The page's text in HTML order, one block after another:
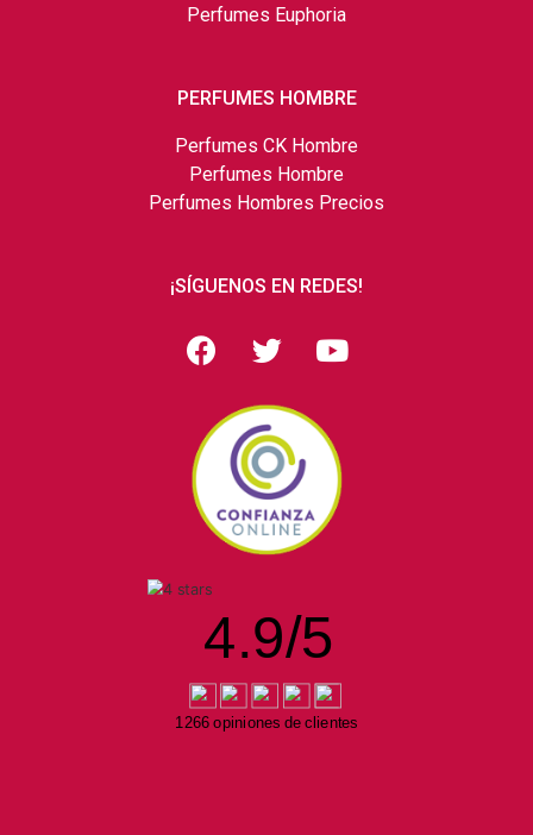
Perfumes Euphoria
PERFUMES HOMBRE
Perfumes CK Hombre
Perfumes Hombre
Perfumes Hombres Precios
¡SÍGUENOS EN REDES!
4.9/5
1266 opiniones de clientes